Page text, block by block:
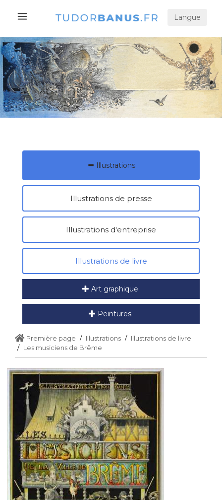
Langue
Illustrations
Illustrations de presse
Illustrations d'entreprise
Illustrations de livre
Art graphique
Peintures
Première page Illustrations
Illustrations de livre
Les musiciens de Brême